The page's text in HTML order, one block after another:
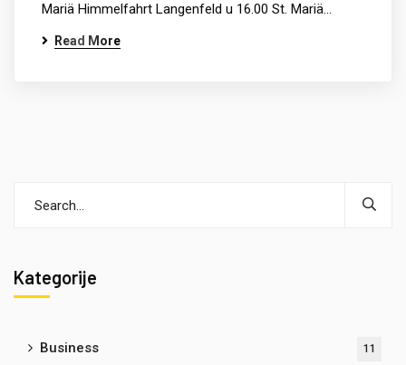
Mariä Himmelfahrt Langenfeld u 16.00 St. Mariä…
Read More
Kategorije
Business 11